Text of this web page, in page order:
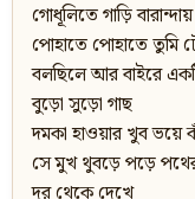
গোধূলিতে গাড়ি
পোহাতে পোহাতে তুমি
বলছিলে আর বাইরে
বুড়ো সুড়ো গাছ
দমকা হাওয়ার খুব ভয়ে
সে মুখ থুবড়ে পড়ে